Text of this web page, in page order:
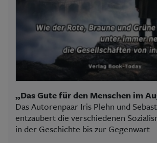
„Das Gute für den Menschen im
Das Autorenpaar Iris Plehn und
entzaubert die verschiedenen
in der Geschichte bis zur Gegenwart